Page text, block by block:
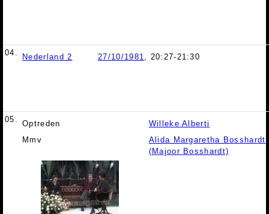
04. Nederland 2 27/10/1981, 20:27-21:30
05. Optreden
Willeke Alberti
Mmv
Alida Margaretha Bosshardt
(Majoor Bosshardt)